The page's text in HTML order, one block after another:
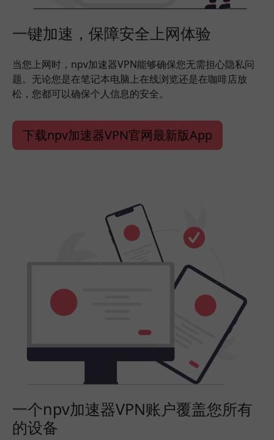
一键加速，保障安全上网体验
当您上网时，npv加速器VPN能够确保您无需担心隐私问
题。无论您是在笔记本电脑上在线浏览还是在咖啡店放
松，您都可以确保个人信息的安全。
下载npv加速器VPN官网最新版App
一个npv加速器VPN账户覆盖您所有
的设备